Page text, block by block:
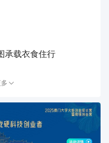
承载衣食住行